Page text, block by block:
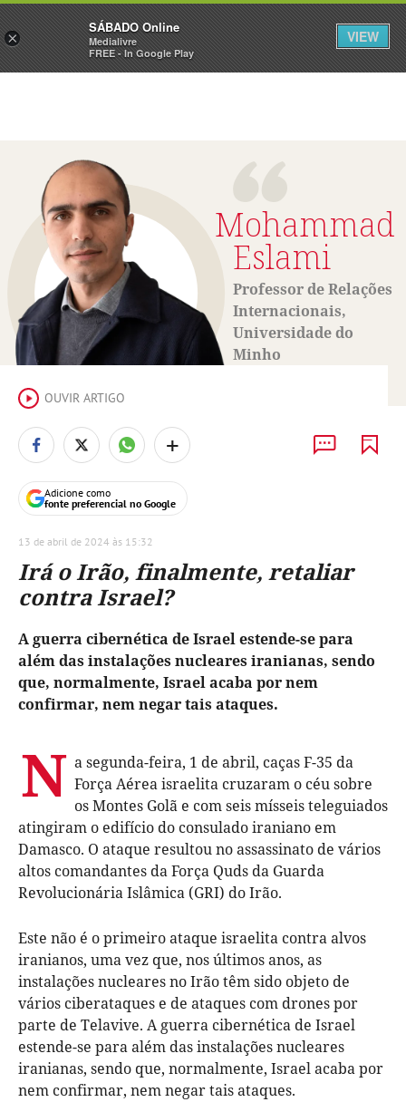
Sábado Assine Iniciar Sessão
Mohammad
Eslami
Professor de Relações
Internacionais,
Universidade do
Minho
OUVIR ARTIGO
Adicione como
fonte preferencial no Google
+
13 de abril de 2024 às 15:32
Irá o Irão, finalmente, retaliar
contra Israel?
A guerra cibernética de Israel estende-se para
além das instalações nucleares iranianas, sendo
que, normalmente, Israel acaba por nem
confirmar, nem negar tais ataques.
N a segunda-feira, 1 de abril, caças F-35 da
Força Aérea israelita cruzaram o céu sobre
os Montes Golã e com seis mísseis teleguiados
atingiram o edifício do consulado iraniano em
Damasco. O ataque resultou no assassinato de vários
altos comandantes da Força Quds da Guarda
Revolucionária Islâmica (GRI) do Irão.
Este não é o primeiro ataque israelita contra alvos
iranianos, uma vez que, nos últimos anos, as
instalações nucleares no Irão têm sido objeto de
vários ciberataques e de ataques com drones por
parte de Telavive. A guerra cibernética de Israel
estende-se para além das instalações nucleares
iranianas, sendo que, normalmente, Israel acaba por
nem confirmar, nem negar tais ataques.
×
SÁBADO Online
Medialivre
FREE - In Google Play
VIEW